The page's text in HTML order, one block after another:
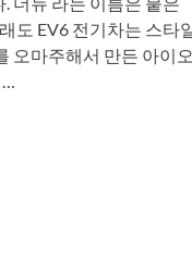
도 EV6 전기차는 스타
오마주해서 만든 아이